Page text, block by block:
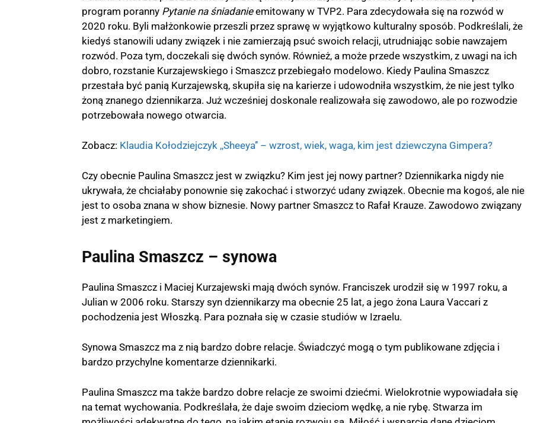
program poranny Pytanie na śniadanieemitowany w TVP2. Para zdecydowała się na rozwód w
2020 roku. Byli małżonkowie przeszli przez sprawę w wyjątkowo kulturalny sposób. Podkreślali, że
kiedyś stanowili udany związek i nie zamierzają psuć swoich relacji, utrudniając sobie nawzajem
rozwód. Poza tym, doczekali się dwóch synów. Również, a może przede wszystkim, z uwagi na ich
dobro, rozstanie Kurzajewskiego i Smaszcz przebiegało modelowo. Kiedy Paulina Smaszcz
przestała być panią Kurzajewską, skupiła się na karierze i udowodniła wszystkim, że nie jest tylko
żoną znanego dziennikarza. Już wcześniej doskonale realizowała się zawodowo, ale po rozwodzie
potrzebowała nowego otwarcia.
Zobacz: Klaudia Kołodziejczyk ,,Sheeya’’ – wzrost, wiek, waga, kim jest dziewczyna Gimpera?
Czy obecnie Paulina Smaszcz jest w związku? Kim jest jej nowy partner? Dziennikarka nigdy nie
ukrywała, że chciałaby ponownie się zakochać i stworzyć udany związek. Obecnie ma kogoś, ale nie
jest to osoba znana w show biznesie. Nowy partner Smaszcz to Rafał Krauze. Zawodowo związany
jest z marketingiem.
Paulina Smaszcz – synowa
Paulina Smaszcz i Maciej Kurzajewski mają dwóch synów. Franciszek urodził się w 1997 roku, a
Julian w 2006 roku. Starszy syn dziennikarzy ma obecnie 25 lat, a jego żona Laura Vaccari z
pochodzenia jest Włoszką. Para poznała się w czasie studiów w Izraelu.
Synowa Smaszcz ma z nią bardzo dobre relacje. Świadczyć mogą o tym publikowane zdjęcia i
bardzo przychylne komentarze dziennikarki.
Paulina Smaszcz ma także bardzo dobre relacje ze swoimi dziećmi. Wielokrotnie wypowiadała się
na temat wychowania. Podkreślała, że daje swoim dzieciom wędkę, a nie rybę. Stwarza im